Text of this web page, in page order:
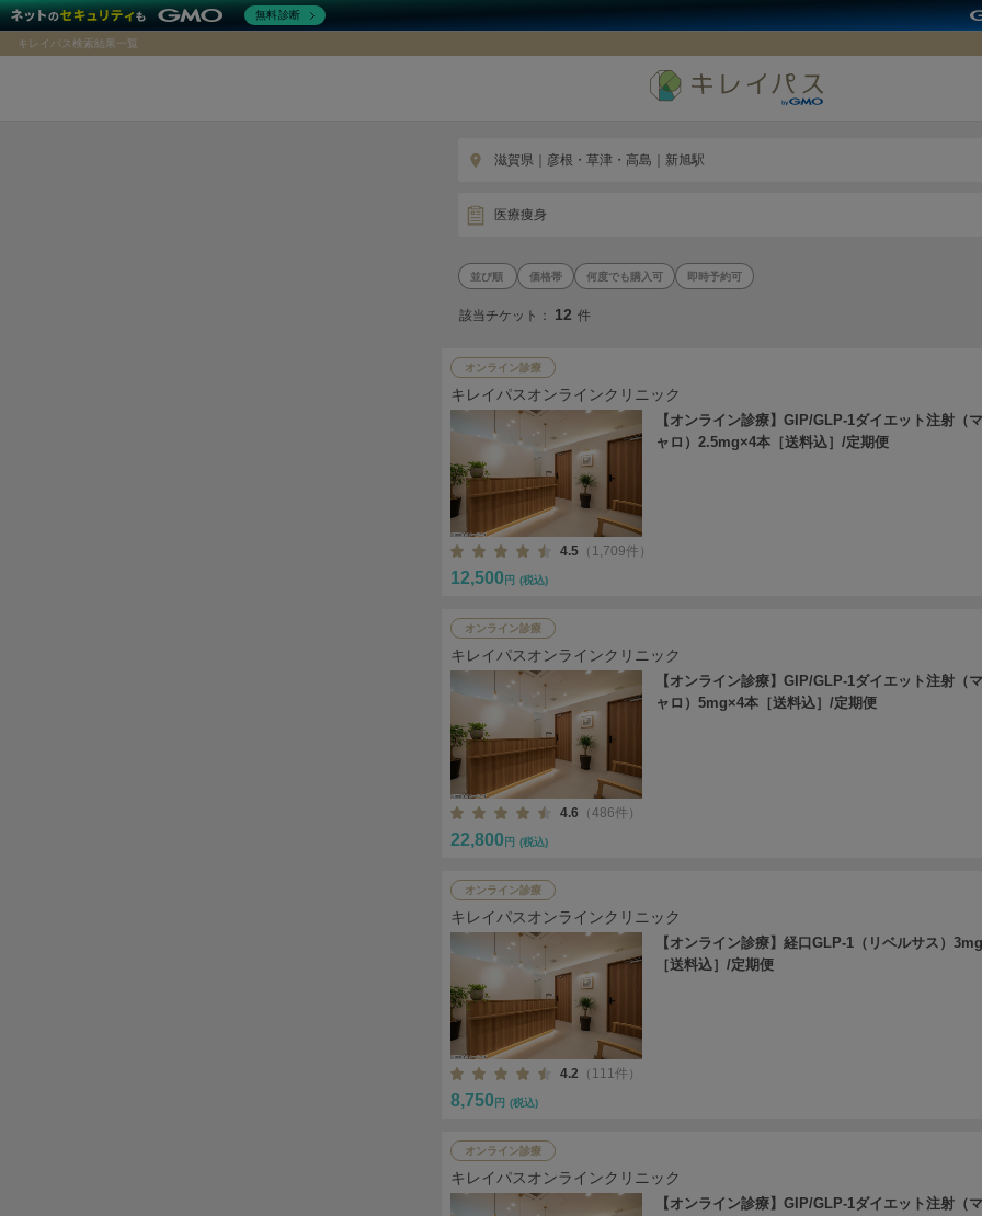
キレイパス検索結果一覧
滋賀県｜彦根・草津・高島｜新旭駅
医療痩身
価格帯 何度でも購入可 即時予約可
該当チケット： 12 件
オンライン診療
キレイパスオンラインクリニック
【オンライン診療】GIP/GLP-1ダイエット注射（
ャロ）2.5mg×4本［送料込］/定期便
4.5 （1,709件）
12,500 円 (税込)
オンライン診療
キレイパスオンラインクリニック
【オンライン診療】GIP/GLP-1ダイエット注射（
ャロ）5mg×4本［送料込］/定期便
4.6 （486件）
22,800 円 (税込)
オンライン診療
キレイパスオンラインクリニック
【オンライン診療】経口GLP-1（リベルサス）
［送料込］/定期便
4.2 （111件）
8,750 円 (税込)
オンライン診療
キレイパスオンラインクリニック
【オンライン診療】GIP/GLP-1ダイエット注射（
無料診断